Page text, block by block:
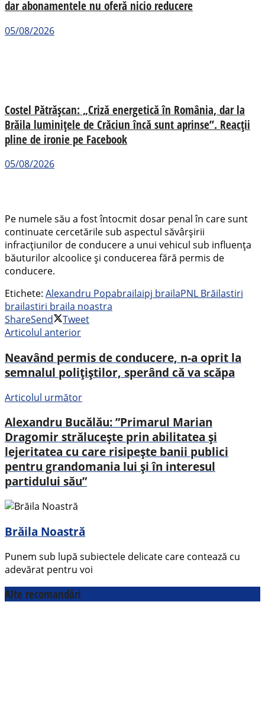
dar abonamentele nu oferă nicio reducere
05/08/2026
Costel Pătrășcan: „Criză energetică în România, dar la
Brăila luminițele de Crăciun încă sunt aprinse”. Reacții
pline de ironie pe Facebook
05/08/2026
Pe numele său a fost întocmit dosar penal în care sunt
continuate cercetările sub aspectul săvârșirii
infracțiunilor de conducere a unui vehicul sub influența
băuturilor alcoolice și conducerea fără permis de
conducere.
Etichete: Alexandru Popabrailaipj brailaPNL Brăilastiri
brailastiri braila noastra
ShareSend
Tweet
Articolul anterior
Neavând permis de conducere, n-a oprit la
semnalul polițiștilor, sperând că va scăpa
Articolul următor
Alexandru Bucălău: ”Primarul Marian
Dragomir străluceşte prin abilitatea şi
lejeritatea cu care risipeşte banii publici
pentru grandomania lui şi în interesul
partidului său”
Brăila Noastră
Punem sub lupă subiectele delicate care contează cu
adevărat pentru voi
Alte recomandări